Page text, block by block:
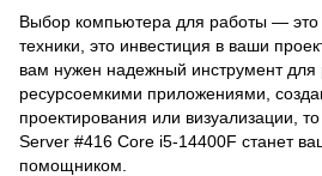
Выбор компьютера для работы — это
техники, это инвестиция в ваши
вам нужен надежный инструмент для
ресурсоемкими приложениями,
проектирования или визуализации,
Server #416 Core i5-14400F станет
помощником.